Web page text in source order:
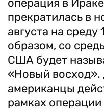
операция в
прекратилась в
августа на среду
образом, со
США будет
«Новый восход».
американцы
рамках